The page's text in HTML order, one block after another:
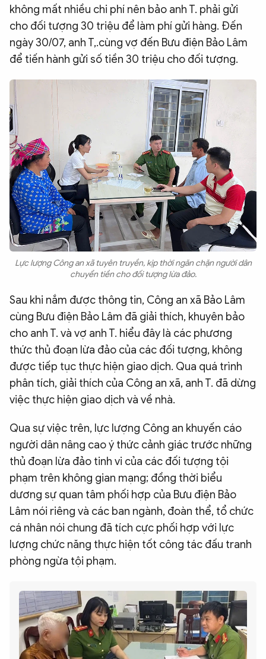
không mất nhiều chi phí nên bảo anh T. phải gửi
cho đối tượng 30 triệu để làm phí gửi hàng. Đến
ngày 30/07, anh T,.cùng vợ đến Bưu điện Bảo Lâm
để tiến hành gửi số tiền 30 triệu cho đối tượng.
Lực lượng Công an xã tuyên truyền, kịp thời ngăn chặn người dân
chuyển tiền cho đối tượng lừa đảo.
Sau khi nắm được thông tin, Công an xã Bảo Lâm
cùng Bưu điện Bảo Lâm đã giải thích, khuyên bảo
cho anh T. và vợ anh T. hiểu đây là các phương
thức thủ đoạn lừa đảo của các đối tượng, không
được tiếp tục thực hiện giao dịch. Qua quá trình
phân tích, giải thích của Công an xã, anh T. đã dừng
việc thực hiện giao dịch và về nhà.
Qua sự việc trên, lực lượng Công an khuyến cáo
người dân nâng cao ý thức cảnh giác trước những
thủ đoạn lừa đảo tinh vi của các đối tượng tội
phạm trên không gian mạng; đồng thời biểu
dương sự quan tâm phối hợp của Bưu điện Bảo
Lâm nói riêng và các ban ngành, đoàn thể, tổ chức
cá nhân nói chung đã tích cực phối hợp với lực
lượng chức năng thực hiện tốt công tác đấu tranh
phòng ngừa tội phạm.